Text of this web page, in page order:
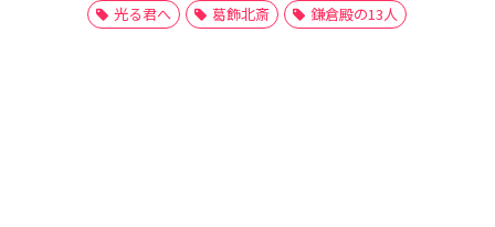
光る君へ
葛飾北斎 鎌倉殿の13人